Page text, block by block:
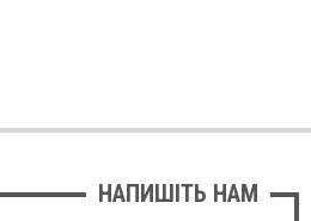
НАПИШІТЬ НАМ